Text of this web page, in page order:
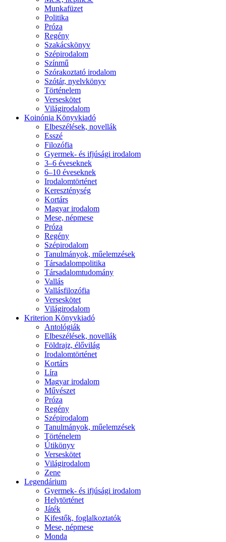
Munkafüzet
Politika
Próza
Regény
Szakácskönyv
Szépirodalom
Színmű
Szórakoztató irodalom
Szótár, nyelvkönyv
Történelem
Verseskötet
Világirodalom
Koinónia Könyvkiadó
Elbeszélések, novellák
Esszé
Filozófia
Gyermek- és ifjúsági irodalom
3–6 éveseknek
6–10 éveseknek
Irodalomtörténet
Kereszténység
Kortárs
Magyar irodalom
Mese, népmese
Próza
Regény
Szépirodalom
Tanulmányok, műelemzések
Társadalompolitika
Társadalomtudomány
Vallás
Vallásfilozófia
Verseskötet
Világirodalom
Kriterion Könyvkiadó
Antológiák
Elbeszélések, novellák
Földrajz, élővilág
Irodalomtörténet
Kortárs
Líra
Magyar irodalom
Művészet
Próza
Regény
Szépirodalom
Tanulmányok, műelemzések
Történelem
Útikönyv
Verseskötet
Világirodalom
Zene
Legendárium
Gyermek- és ifjúsági irodalom
Helytörténet
Játék
Kifestők, foglalkoztatók
Mese, népmese
Monda